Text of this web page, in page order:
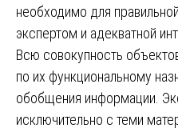
необходимо для
экспертом и адекватной
Всю совокупность
по их функциональному
обобщения информации.
исключительно с теми